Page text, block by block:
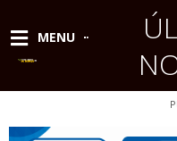
conteúdo
MENU